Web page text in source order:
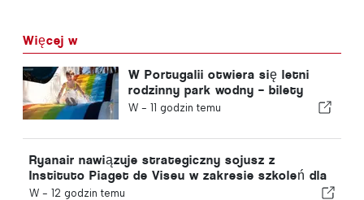
Więcej w
W Portugalii otwiera się letni
rodzinny park wodny – bilety
kosztują 2 euro
W - 11 godzin temu
Ryanair nawiązuje strategiczny sojusz z
Instituto Piaget de Viseu w zakresie szkoleń dla
sektora lotniczego w Portugalii
W - 12 godzin temu